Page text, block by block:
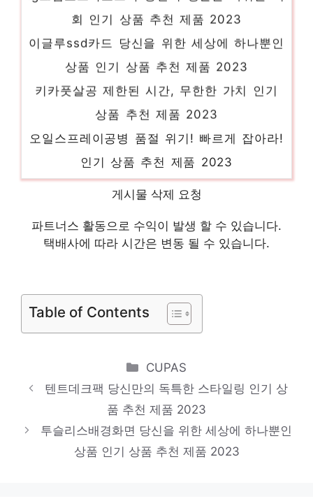
회 인기 상품 추천 제품 2023
이글루ssd카드 당신을 위한 세상에 하나뿐인
상품 인기 상품 추천 제품 2023
키카풋살공 제한된 시간, 무한한 가치 인기
상품 추천 제품 2023
오일스프레이공병 품절 위기! 빠르게 잡아라!
인기 상품 추천 제품 2023
전기파리채 새로운 시작, 새로운 아이템 인기
상품 추천 제품 2023
초등학생높이조절책상 화려한 스타일, 지금
경험하세요! 인기 상품 추천 제품 2023
상품 추천 제품 2023
게시물 삭제 요청
파트너스 활동으로 수익이 발생 할 수 있습니다.
택배사에 따라 시간은 변동 될 수 있습니다.
Table of Contents
Categories
CUPAS
텐트데크팩 당신만의 독특한 스타일링 인기 상
품 추천 제품 2023
투슬리스배경화면 당신을 위한 세상에 하나뿐인
상품 인기 상품 추천 제품 2023